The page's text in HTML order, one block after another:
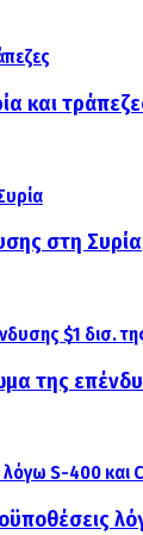
και
στη Συρία
της